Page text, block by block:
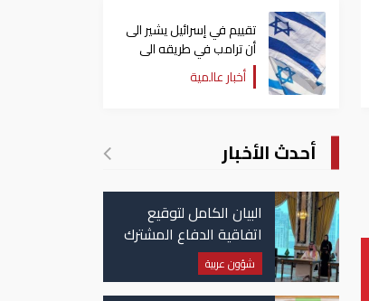
تقييم في إسرائيل يشير الى
أن ترامب في طريقه الى
إبرام اتفاق مع إيران
أخبار عالمية
أحدث الأخبار
البيان الكامل لتوقيع
اتفاقية الدفاع المشترك
بين السعودية وتركيا
وباكستان
شؤون عربية